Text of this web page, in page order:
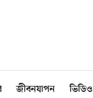
জীবনযাপন ভিডিও